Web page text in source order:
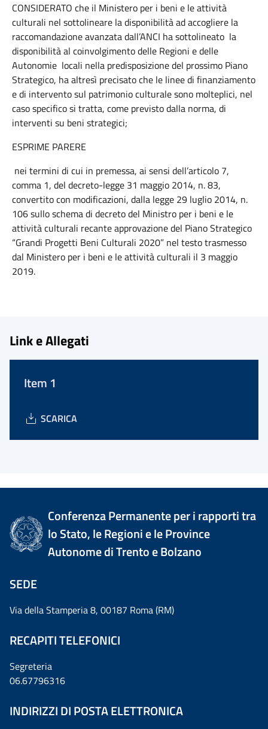
CONSIDERATO che il Ministero per i beni e le attività
culturali nel sottolineare la disponibilità ad accogliere la
raccomandazione avanzata dall’ANCI ha sottolineato la
disponibilità al coinvolgimento delle Regioni e delle
Autonomie locali nella predisposizione del prossimo Piano
Strategico, ha altresì precisato che le linee di finanziamento
e di intervento sul patrimonio culturale sono molteplici, nel
caso specifico si tratta, come previsto dalla norma, di
interventi su beni strategici;
ESPRIME PARERE
nei termini di cui in premessa, ai sensi dell’articolo 7,
comma 1, del decreto-legge 31 maggio 2014, n. 83,
convertito con modificazioni, dalla legge 29 luglio 2014, n.
106 sullo schema di decreto del Ministro per i beni e le
attività culturali recante approvazione del Piano Strategico
“Grandi Progetti Beni Culturali 2020” nel testo trasmesso
dal Ministero per i beni e le attività culturali il 3 maggio
2019.
Link e Allegati
Item 1
SCARICA
Conferenza Permanente per i rapporti tra
lo Stato, le Regioni e le Province
Autonome di Trento e Bolzano
SEDE
Via della Stamperia 8, 00187 Roma (RM)
RECAPITI TELEFONICI
Segreteria
06.67796316
INDIRIZZI DI POSTA ELETTRONICA